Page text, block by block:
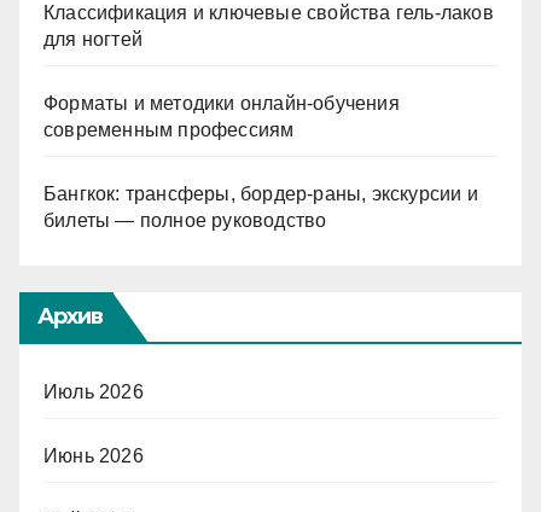
Классификация и ключевые свойства гель-лаков
для ногтей
Форматы и методики онлайн-обучения
современным профессиям
Бангкок: трансферы, бордер-раны, экскурсии и
билеты — полное руководство
Архив
Июль 2026
Июнь 2026